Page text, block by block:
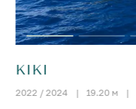
KIKI
2022 / 2024 | 19.20 м |